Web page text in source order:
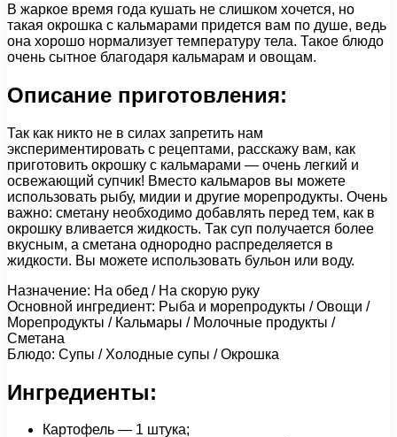
В жаркое время года кушать не слишком хочется, но
такая окрошка с кальмарами придется вам по душе, ведь
она хорошо нормализует температуру тела. Такое блюдо
очень сытное благодаря кальмарам и овощам.
Описание приготовления:
Так как никто не в силах запретить нам
экспериментировать с рецептами, расскажу вам, как
приготовить окрошку с кальмарами — очень легкий и
освежающий супчик! Вместо кальмаров вы можете
использовать рыбу, мидии и другие морепродукты. Очень
важно: сметану необходимо добавлять перед тем, как в
окрошку вливается жидкость. Так суп получается более
вкусным, а сметана однородно распределяется в
жидкости. Вы можете использовать бульон или воду.
Назначение: На обед / На скорую руку
Основной ингредиент: Рыба и морепродукты / Овощи /
Морепродукты / Кальмары / Молочные продукты /
Сметана
Блюдо: Супы / Холодные супы / Окрошка
Ингредиенты:
Картофель — 1 штука;